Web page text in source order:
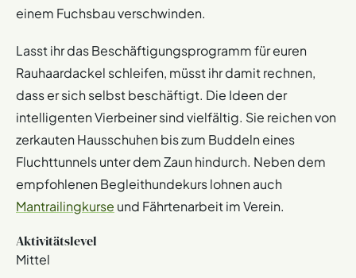
einem Fuchsbau verschwinden.
Lasst ihr das Beschäftigungsprogramm für euren
Rauhaardackel schleifen, müsst ihr damit rechnen,
dass er sich selbst beschäftigt. Die Ideen der
intelligenten Vierbeiner sind vielfältig. Sie reichen von
zerkauten Hausschuhen bis zum Buddeln eines
Fluchttunnels unter dem Zaun hindurch. Neben dem
empfohlenen Begleithundekurs lohnen auch
Mantrailingkurse und Fährtenarbeit im Verein.
Aktivitätslevel
Mittel